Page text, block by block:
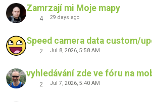
Zamrzají mi Moje mapy
4 29 days ago
Speed camera data custom/
2 Jul 8, 2026, 5:58 AM
vyhledávání zde ve fóru na
2 Jul 7, 2026, 5:40 AM